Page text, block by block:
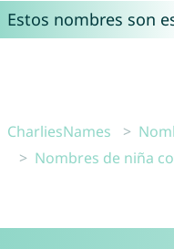
Estos nombres son
CharliesNames
Nombres de niña